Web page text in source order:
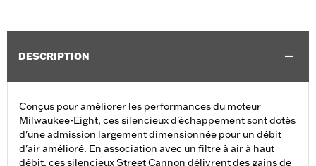
DESCRIPTION
Conçus pour améliorer les performances du moteur
Milwaukee-Eight, ces silencieux d'échappement sont dotés
d'une admission largement dimensionnée pour un débit
d'air amélioré. En association avec un filtre à air à haut
débit, ces silencieux Street Cannon délivrent des gains de